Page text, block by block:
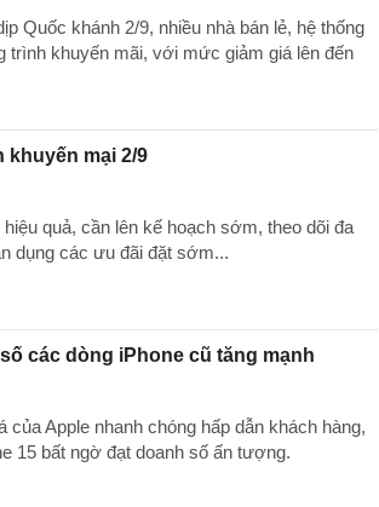
Quốc khánh 2/9, nhiều nhà bán lẻ, hệ thống
trình khuyến mãi, với mức giảm giá lên đến
khuyến mại 2/9
quả, cần lên kế hoạch sớm, theo dõi đa
dụng các ưu đãi đặt sớm...
các dòng iPhone cũ tăng mạnh
của Apple nhanh chóng hấp dẫn khách hàng,
15 bất ngờ đạt doanh số ấn tượng.